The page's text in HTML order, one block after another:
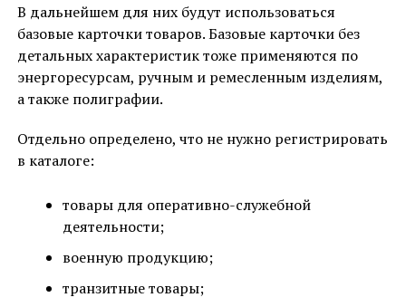
В дальнейшем для них будут использоваться
базовые карточки товаров. Базовые карточки без
детальных характеристик тоже применяются по
энергоресурсам, ручным и ремесленным изделиям,
а также полиграфии.
Отдельно определено, что не нужно регистрировать
в каталоге:
товары для оперативно-служебной
деятельности;
военную продукцию;
транзитные товары;